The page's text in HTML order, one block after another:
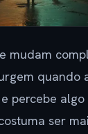
mudam
quando
percebe algo
ser